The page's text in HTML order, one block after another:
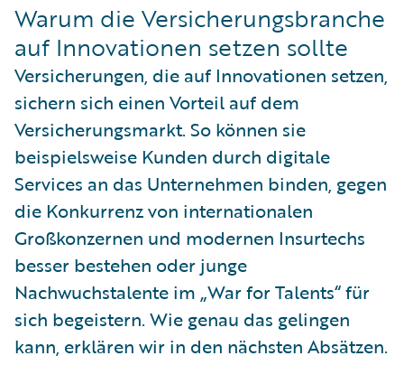
Warum die Versicherungsbranche
auf Innovationen setzen sollte
Versicherungen, die auf Innovationen setzen,
sichern sich einen Vorteil auf dem
Versicherungsmarkt. So können sie
beispielsweise Kunden durch digitale
Services an das Unternehmen binden, gegen
die Konkurrenz von internationalen
Großkonzernen und modernen Insurtechs
besser bestehen oder junge
Nachwuchstalente im „War for Talents“ für
sich begeistern. Wie genau das gelingen
kann, erklären wir in den nächsten Absätzen.